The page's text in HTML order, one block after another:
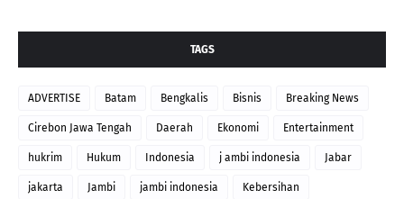
TAGS
ADVERTISE Batam Bengkalis Bisnis Breaking News
Cirebon Jawa Tengah Daerah Ekonomi Entertainment
hukrim Hukum Indonesia j ambi indonesia Jabar
jakarta Jambi jambi indonesia Kebersihan